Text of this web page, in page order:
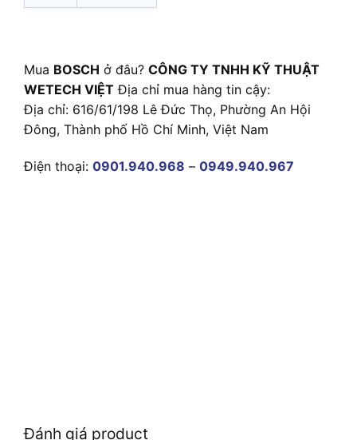
Mua BOSCH ở đâu? CÔNG TY TNHH KỸ THUẬT
WETECH VIỆT Địa chỉ mua hàng tin cậy:
Địa chỉ: 616/61/198 Lê Đức Thọ, Phường An Hội
Đông, Thành phố Hồ Chí Minh, Việt Nam
Điện thoại: 0901.940.968 – 0949.940.967
Đánh giá product